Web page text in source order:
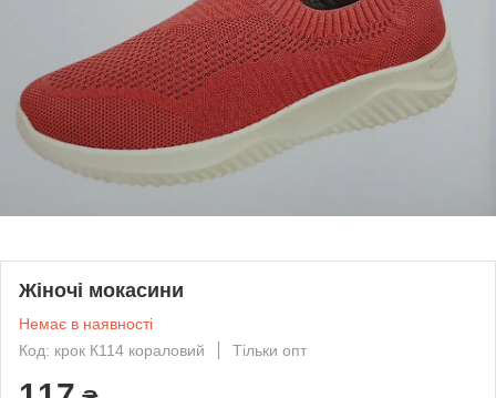
Жіночі мокасини
Немає в наявності
Код: крок К114 кораловий
Тільки опт